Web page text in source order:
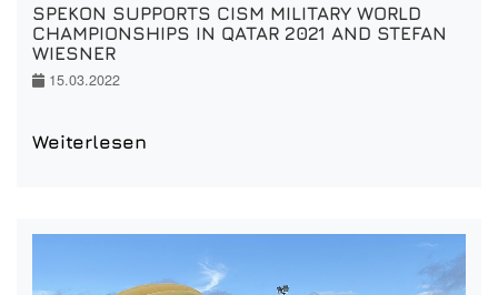
SPEKON SUPPORTS CISM MILITARY WORLD
CHAMPIONSHIPS IN QATAR 2021 AND STEFAN
WIESNER
15.03.2022
Weiterlesen